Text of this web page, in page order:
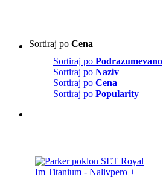
Sortiraj po Cena
Sortiraj po Podrazumevano
Sortiraj po Naziv
Sortiraj po Cena
Sortiraj po Popularity